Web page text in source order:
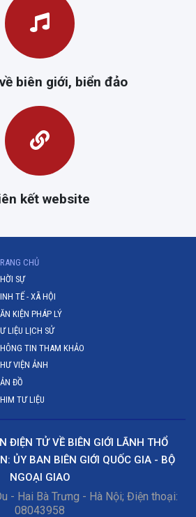
biên giới, biển đảo
kết website
CHỦ(CURRENT)
SỰ
TẾ - XÃ HỘI
KIỆN PHÁP LÝ
LIỆU LỊCH SỬ
TIN THAM KHẢO
VIỆN ẢNH
ĐỒ
TƯ LIỆU
ĐIỆN TỬ VỀ BIÊN GIỚI LÃNH THỔ
ỦY BAN BIÊN GIỚI QUỐC GIA - BỘ
NGOẠI GIAO
- Hai Bà Trưng - Hà Nội; Điện thoại:
08043958